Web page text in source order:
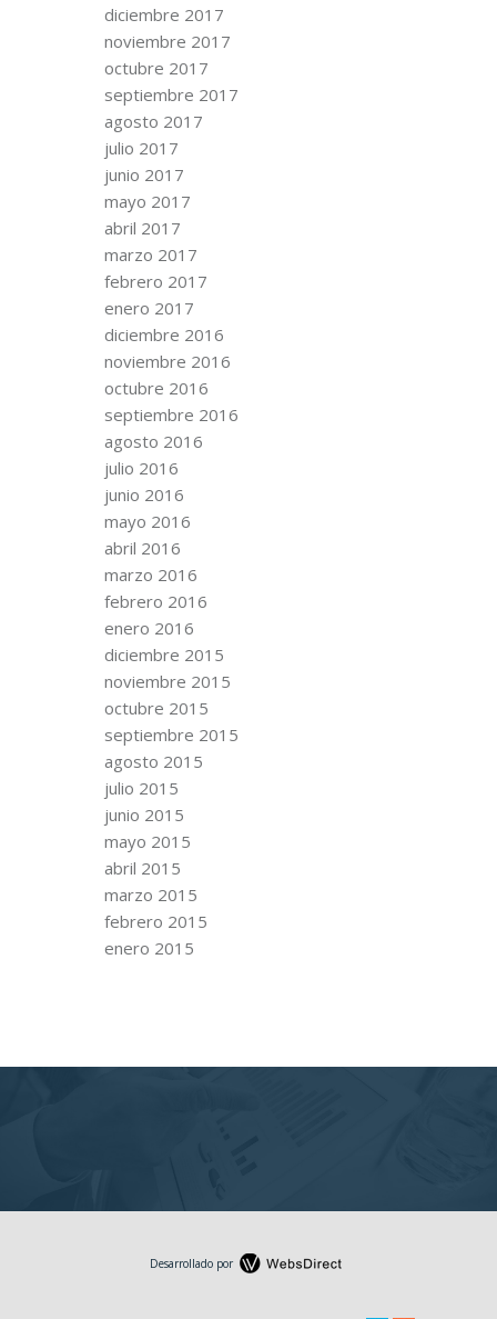
diciembre 2017
noviembre 2017
octubre 2017
septiembre 2017
agosto 2017
julio 2017
junio 2017
mayo 2017
abril 2017
marzo 2017
febrero 2017
enero 2017
diciembre 2016
noviembre 2016
octubre 2016
septiembre 2016
agosto 2016
julio 2016
junio 2016
mayo 2016
abril 2016
marzo 2016
febrero 2016
enero 2016
diciembre 2015
noviembre 2015
octubre 2015
septiembre 2015
agosto 2015
julio 2015
junio 2015
mayo 2015
abril 2015
marzo 2015
febrero 2015
enero 2015
Desarrollado por